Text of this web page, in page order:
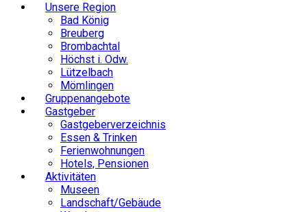
Unsere Region
Bad König
Breuberg
Brombachtal
Höchst i. Odw.
Lützelbach
Mömlingen
Gruppenangebote
Gastgeber
Gastgeberverzeichnis
Essen & Trinken
Ferienwohnungen
Hotels, Pensionen
Aktivitäten
Museen
Landschaft/Gebäude